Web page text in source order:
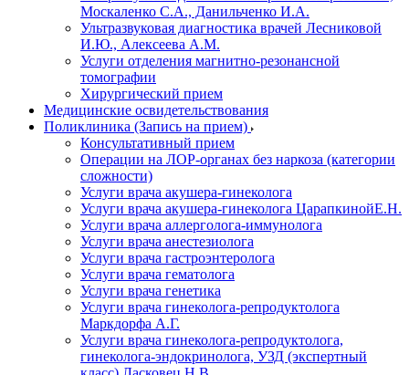
Москаленко С.А., Данильченко И.А.
Ультразвуковая диагностика врачей Лесниковой
И.Ю., Алексеева А.М.
Услуги отделения магнитно-резонансной
томографии
Хирургический прием
Медицинские освидетельствования
Поликлиника (Запись на прием)
Консультативный прием
Операции на ЛОР-органах без наркоза (категории
сложности)
Услуги врача акушера-гинеколога
Услуги врача акушера-гинеколога ЦарапкинойЕ.Н.
Услуги врача аллерголога-иммунолога
Услуги врача анестезиолога
Услуги врача гастроэнтеролога
Услуги врача гематолога
Услуги врача генетика
Услуги врача гинеколога-репродуктолога
Маркдорфа А.Г.
Услуги врача гинеколога-репродуктолога,
гинеколога-эндокринолога, УЗД (экспертный